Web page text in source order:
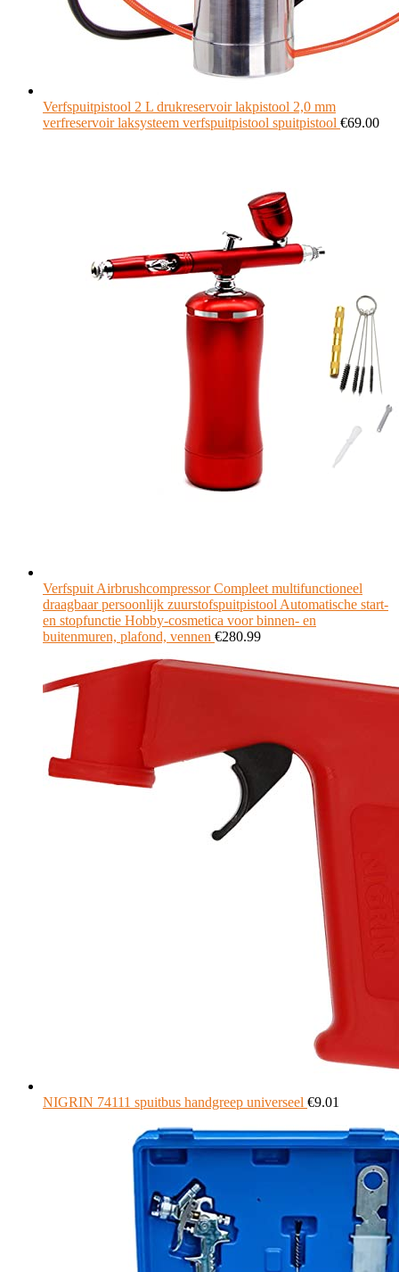
Verfspuitpistool 2 L drukreservoir lakpistool 2,0 mm
verfreservoir laksysteem verfspuitpistool spuitpistool €69.00
Verfspuit Airbrushcompressor Compleet multifunctioneel
draagbaar persoonlijk zuurstofspuitpistool Automatische start-
en stopfunctie Hobby-cosmetica voor binnen- en
buitenmuren, plafond, vennen €280.99
NIGRIN 74111 spuitbus handgreep universeel €9.01